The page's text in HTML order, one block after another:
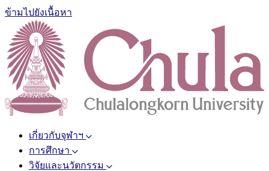
ข้ามไปยังเนื้อหา
เกี่ยวกับจุฬาฯ
การศึกษา
วิจัยและนวัตกรรม